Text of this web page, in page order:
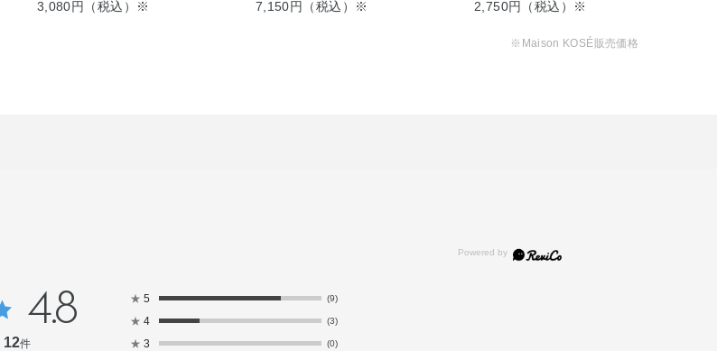
ォッシュ
3,080円（税込）※
替え用）
7,150円（税込）※
ン（つめかえ用）
2,750円（税込）※
※Maison KOSÉ販売価格
4.8
12件
★ 5 (9)
★ 4 (3)
★ 3 (0)